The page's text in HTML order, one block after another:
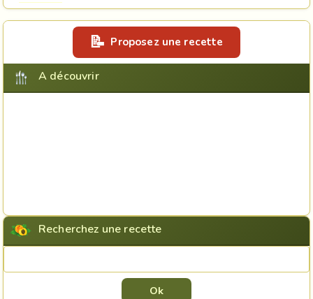
Proposez une recette
A découvrir
Recherchez une recette